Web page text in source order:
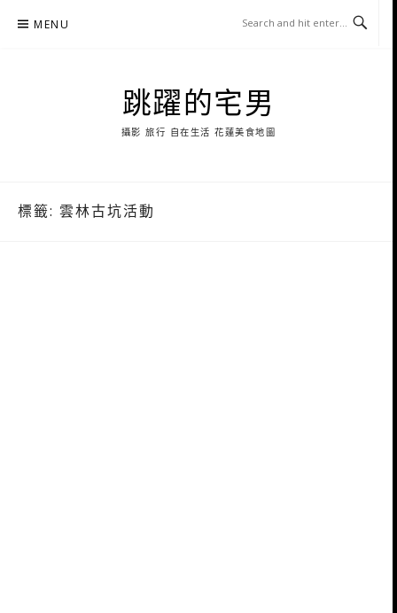
MENU
跳躍的宅男
攝影 旅行 自在生活 花蓮美食地圖
標籤: 雲林古坑活動